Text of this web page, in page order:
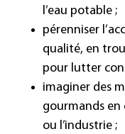
l’eau potable ;
pérenniser
qualité, en
pour lutter
imaginer des
gourmands en
ou l’industrie ;